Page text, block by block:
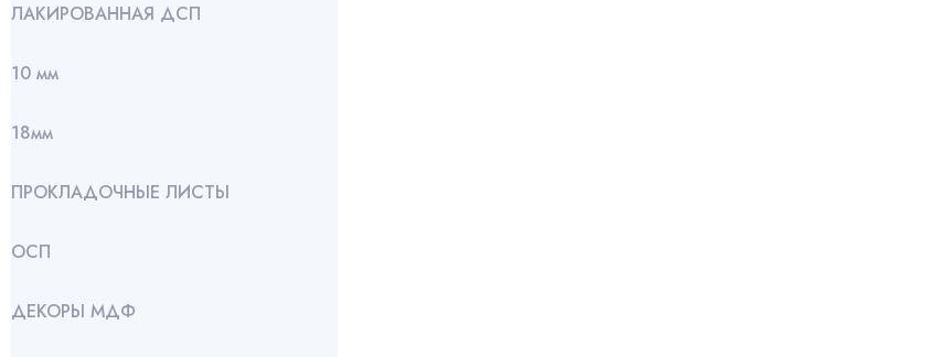
ЛАКИРОВАННАЯ ДСП
10 мм
18мм
ПРОКЛАДОЧНЫЕ ЛИСТЫ
ОСП
ДЕКОРЫ МДФ